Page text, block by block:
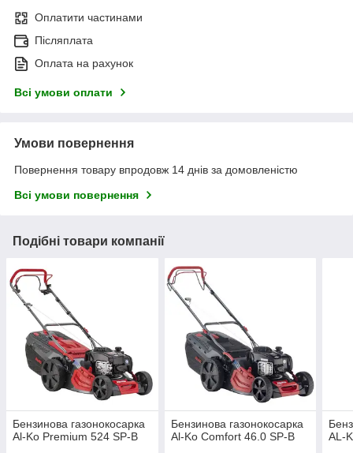
Оплатити частинами
Післяплата
Оплата на рахунок
Всі умови оплати
Умови повернення
Повернення товару впродовж 14 днів за домовленістю
Всі умови повернення
Подібні товари компанії
Бензинова газонокосарка
Al-Ko Premium 524 SP-B
Бензинова газонокосарка
Al-Ko Comfort 46.0 SP-B
AL-